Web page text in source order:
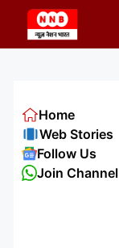
content
Home
Web Stories
Follow Us
Join Channel